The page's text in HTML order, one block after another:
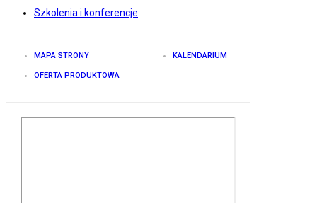
Szkolenia i konferencje
MAPA STRONY KALENDARIUM
OFERTA PRODUKTOWA